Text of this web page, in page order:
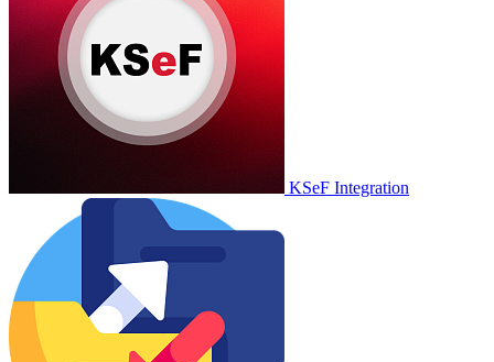
KSeF Integration